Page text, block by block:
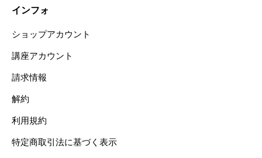
インフォ
ショップアカウント
講座アカウント
請求情報
解約
利用規約
特定商取引法に基づく表示